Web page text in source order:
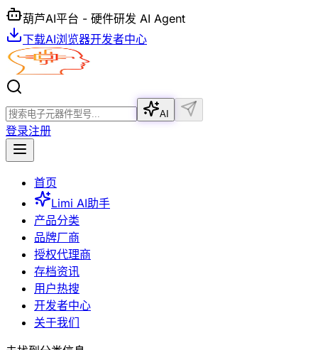
葫芦AI平台 - 硬件研发 AI Agent
下载AI浏览器开发者中心
AI
登录注册
首页
Limi AI助手
产品分类
品牌厂商
授权代理商
存档资讯
用户热搜
开发者中心
关于我们